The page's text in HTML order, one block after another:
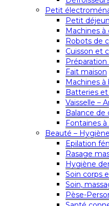
Petit
Petit
Machines à
Robots de
Cuisson et
Préparation
Fait maison
Machines à
Batteries et
Vaisselle –
Balance de
Fontaines à
Beauté –
Epilation
Rasage
Hygiène
Soin corps
Soin,
Pèse-